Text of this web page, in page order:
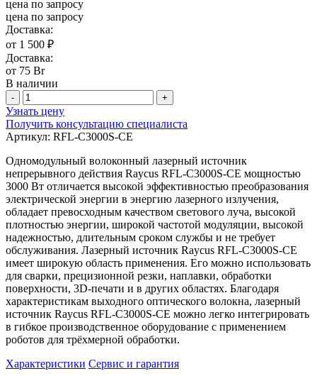
цена по запросу
цена по запросу
Доставка:
от 1 500 ₽
Доставка:
от 75 Br
В наличии
- +
Узнать цену
Получить консультацию специалиста
Артикул: RFL-C3000S-CE
Одномодульный волоконный лазерный источник
непрерывного действия Raycus RFL-C3000S-CE мощностью
3000 Вт отличается высокой эффективностью преобразования
электрической энергии в энергию лазерного излучения,
обладает превосходным качеством светового луча, высокой
плотностью энергии, широкой частотой модуляции, высокой
надежностью, длительным сроком службы и не требует
обслуживания. Лазерный источник Raycus RFL-C3000S-CE
имеет широкую область применения. Его можно использовать
для сварки, прецизионной резки, наплавки, обработки
поверхности, 3D-печати и в других областях. Благодаря
характеристикам выходного оптического волокна, лазерный
источник Raycus RFL-C3000S-CE можно легко интегрировать
в гибкое производственное оборудование с применением
роботов для трёхмерной обработки.
Характеристики Сервис и гарантия